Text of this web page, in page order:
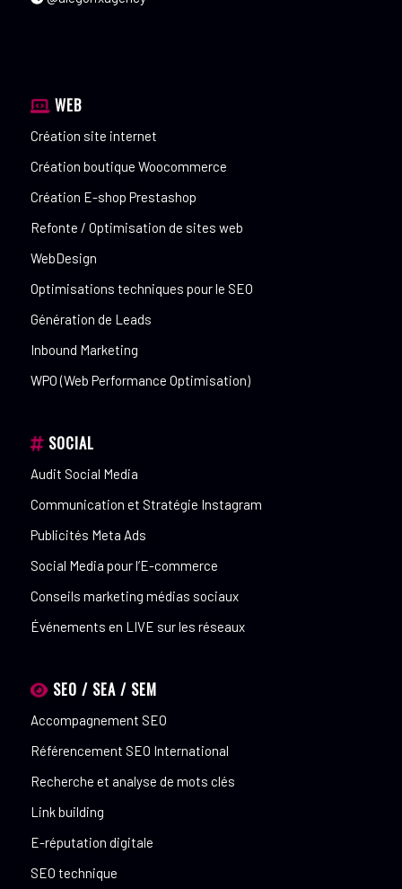
WEB
Création site internet
Création boutique Woocommerce
Création E-shop Prestashop
Refonte / Optimisation de sites web
WebDesign
Optimisations techniques pour le SEO
Génération de Leads
Inbound Marketing
WPO (Web Performance Optimisation)
SOCIAL
Audit Social Media
Communication et Stratégie Instagram
Publicités Meta Ads
Social Media pour l’E-commerce
Conseils marketing médias sociaux
Événements en LIVE sur les réseaux
SEO / SEA / SEM
Accompagnement SEO
Référencement SEO International
Recherche et analyse de mots clés
Link building
E-réputation digitale
SEO technique